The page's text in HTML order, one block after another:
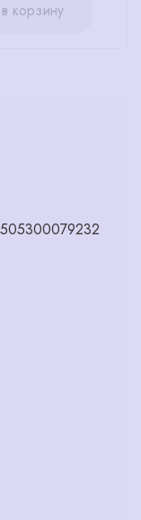
в корзину